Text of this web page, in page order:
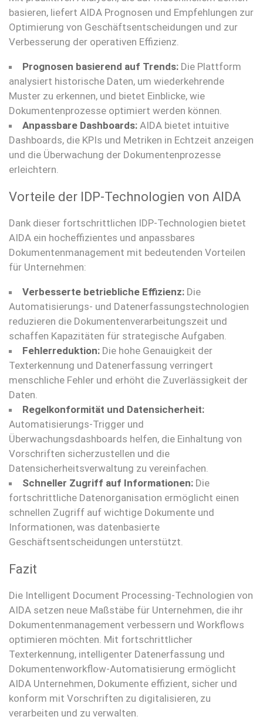
basieren, liefert AIDA Prognosen und Empfehlungen zur
Optimierung von Geschäftsentscheidungen und zur
Verbesserung der operativen Effizienz.
Prognosen basierend auf Trends: Die Plattform
analysiert historische Daten, um wiederkehrende
Muster zu erkennen, und bietet Einblicke, wie
Dokumentenprozesse optimiert werden können.
Anpassbare Dashboards: AIDA bietet intuitive
Dashboards, die KPIs und Metriken in Echtzeit anzeigen
und die Überwachung der Dokumentenprozesse
erleichtern.
Vorteile der IDP-Technologien von AIDA
Dank dieser fortschrittlichen IDP-Technologien bietet
AIDA ein hocheffizientes und anpassbares
Dokumentenmanagement mit bedeutenden Vorteilen
für Unternehmen:
Verbesserte betriebliche Effizienz: Die
Automatisierungs- und Datenerfassungstechnologien
reduzieren die Dokumentenverarbeitungszeit und
schaffen Kapazitäten für strategische Aufgaben.
Fehlerreduktion: Die hohe Genauigkeit der
Texterkennung und Datenerfassung verringert
menschliche Fehler und erhöht die Zuverlässigkeit der
Daten.
Regelkonformität und Datensicherheit:
Automatisierungs-Trigger und
Überwachungsdashboards helfen, die Einhaltung von
Vorschriften sicherzustellen und die
Datensicherheitsverwaltung zu vereinfachen.
Schneller Zugriff auf Informationen: Die
fortschrittliche Datenorganisation ermöglicht einen
schnellen Zugriff auf wichtige Dokumente und
Informationen, was datenbasierte
Geschäftsentscheidungen unterstützt.
Fazit
Die Intelligent Document Processing-Technologien von
AIDA setzen neue Maßstäbe für Unternehmen, die ihr
Dokumentenmanagement verbessern und Workflows
optimieren möchten. Mit fortschrittlicher
Texterkennung, intelligenter Datenerfassung und
Dokumentenworkflow-Automatisierung ermöglicht
AIDA Unternehmen, Dokumente effizient, sicher und
konform mit Vorschriften zu digitalisieren, zu
verarbeiten und zu verwalten.